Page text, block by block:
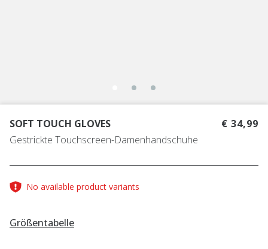
SOFT TOUCH GLOVES
Gestrickte Touchscreen-Damenhandschuhe
€ 34,99
No available product variants
Größentabelle